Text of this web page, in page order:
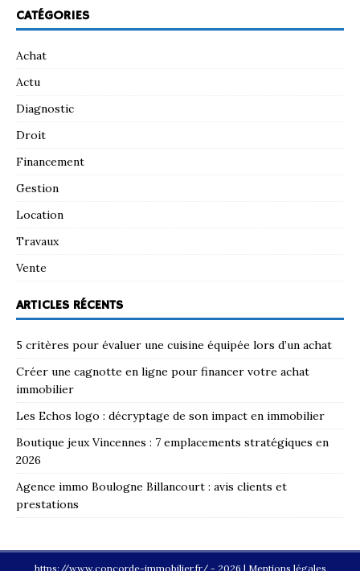
CATÉGORIES
Achat
Actu
Diagnostic
Droit
Financement
Gestion
Location
Travaux
Vente
ARTICLES RÉCENTS
5 critères pour évaluer une cuisine équipée lors d’un achat
Créer une cagnotte en ligne pour financer votre achat
immobilier
Les Echos logo : décryptage de son impact en immobilier
Boutique jeux Vincennes : 7 emplacements stratégiques en
2026
Agence immo Boulogne Billancourt : avis clients et
prestations
https://www.concorde-immobilier.fr/ - 2026 | Mentions légales